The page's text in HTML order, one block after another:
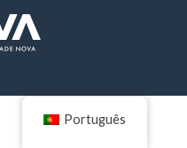
Português